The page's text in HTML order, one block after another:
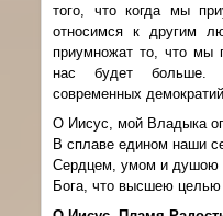
того, что когда мы
относимся к другим
приумножат то, что мы
нас будет больше.
современных демократий.
О Иисус, мой Владыка
В сплаве едином наши
Сердцем, умом и
Бога, что высшею целью